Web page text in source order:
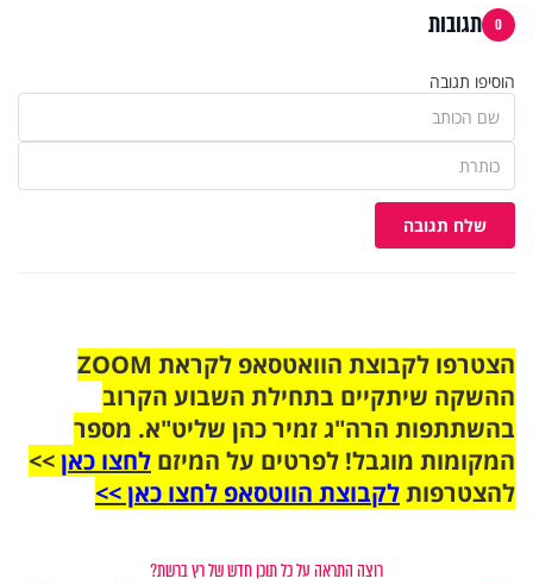
0 תגובות
הוסיפו תגובה
שלח תגובה
הצטרפו לקבוצת הוואטסאפ לקראת ZOOM
ההשקה שיתקיים בתחילת השבוע הקרוב
בהשתתפות הרה"ג זמיר כהן שליט"א. מספר
המקומות מוגבל! לפרטים על המיזם לחצו כאן>>
להצטרפותלקבוצת הווטסאפ לחצו כאן >>
רוצה התראה על כל תוכן חדש של רץ ברשת?